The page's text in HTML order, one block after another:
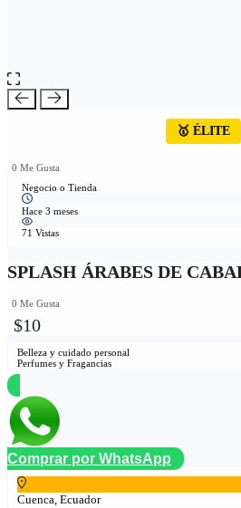
🥇 ÉLITE
0 Me Gusta
Negocio o Tienda
Hace 3 meses
71 Vistas
SPLASH ÁRABES DE
0 Me Gusta
$10
Belleza y cuidado personal
Perfumes y Fragancias
Comprar por WhatsApp
Cuenca, Ecuador